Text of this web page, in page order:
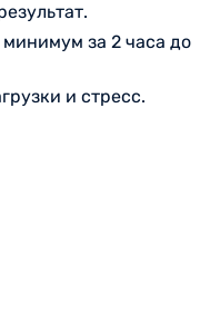
минимум за 2 часа до
и стресс.